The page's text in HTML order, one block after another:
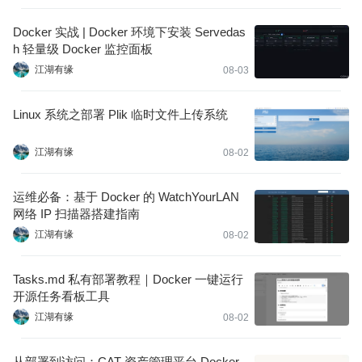
Docker 实战 | Docker 环境下安装 Servedas
h 轻量级 Docker 监控面板
江湖有缘 08-03
Linux 系统之部署 Plik 临时文件上传系统
江湖有缘 08-02
运维必备：基于 Docker 的 WatchYourLAN
网络 IP 扫描器搭建指南
江湖有缘 08-02
Tasks.md 私有部署教程｜Docker 一键运行
开源任务看板工具
江湖有缘 08-02